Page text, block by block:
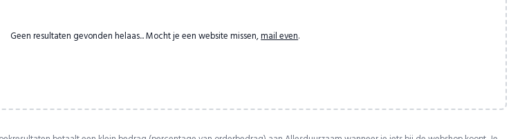
Geen resultaten gevonden helaas... Mocht je een website missen,mail even.